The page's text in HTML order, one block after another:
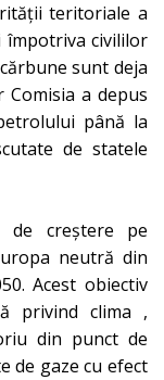
teritoriale a
împotriva civililor
sunt deja
a depus
până la
de statele
de creștere pe
neutră din
Acest obiectiv
privind clima ,
din punct de
de gaze cu efect